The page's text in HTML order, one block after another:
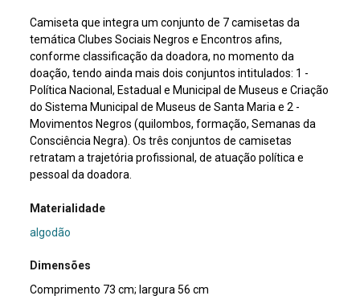
Camiseta que integra um conjunto de 7 camisetas da
temática Clubes Sociais Negros e Encontros afins,
conforme classificação da doadora, no momento da
doação, tendo ainda mais dois conjuntos intitulados: 1 -
Política Nacional, Estadual e Municipal de Museus e Criação
do Sistema Municipal de Museus de Santa Maria e 2 -
Movimentos Negros (quilombos, formação, Semanas da
Consciência Negra). Os três conjuntos de camisetas
retratam a trajetória profissional, de atuação política e
pessoal da doadora.
Materialidade
algodão
Dimensões
Comprimento 73 cm; largura 56 cm